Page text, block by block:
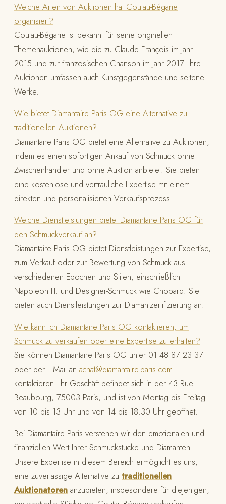
Welche Arten von Auktionen hat Coutau-Bégarie
organisiert?
Coutau-Bégarie ist bekannt für seine originellen
Themenauktionen, wie die zu Claude François im Jahr
2015 und zur französischen Chanson im Jahr 2017. Ihre
Auktionen umfassen auch Kunstgegenstände und seltene
Werke.
Wie bietet Diamantaire Paris OG eine Alternative zu
traditionellen Auktionen?
Diamantaire Paris OG bietet eine Alternative zu Auktionen,
indem es einen sofortigen Ankauf von Schmuck ohne
Zwischenhändler und ohne Auktion anbietet. Sie bieten
eine kostenlose und vertrauliche Expertise mit einem
direkten und personalisierten Verkaufsprozess.
Welche Dienstleistungen bietet Diamantaire Paris OG für
den Schmuckverkauf an?
Diamantaire Paris OG bietet Dienstleistungen zur Expertise,
zum Verkauf oder zur Bewertung von Schmuck aus
verschiedenen Epochen und Stilen, einschließlich
Napoleon III. und Designer-Schmuck wie Chopard. Sie
bieten auch Dienstleistungen zur Diamantzertifizierung an.
Wie kann ich Diamantaire Paris OG kontaktieren, um
Schmuck zu verkaufen oder eine Expertise zu erhalten?
Sie können Diamantaire Paris OG unter 01 48 87 23 37
oder per E-Mail an achat@diamantaire-paris.com
kontaktieren. Ihr Geschäft befindet sich in der 43 Rue
Beaubourg, 75003 Paris, und ist von Montag bis Freitag
von 10 bis 13 Uhr und von 14 bis 18:30 Uhr geöffnet.
Bei Diamantaire Paris verstehen wir den emotionalen und
finanziellen Wert Ihrer Schmuckstücke und Diamanten.
Unsere Expertise in diesem Bereich ermöglicht es uns,
eine zuverlässige Alternative zu traditionellen
Auktionatoren anzubieten, insbesondere für diejenigen,